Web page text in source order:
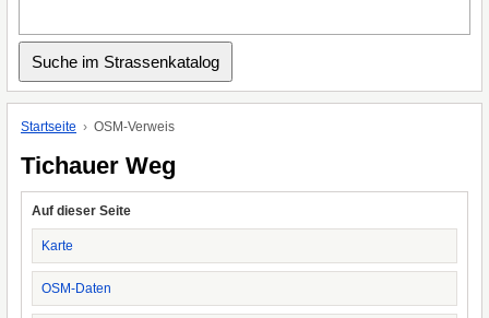
Startseite OSM-Verweis
Tichauer Weg
Auf dieser Seite
Karte
OSM-Daten